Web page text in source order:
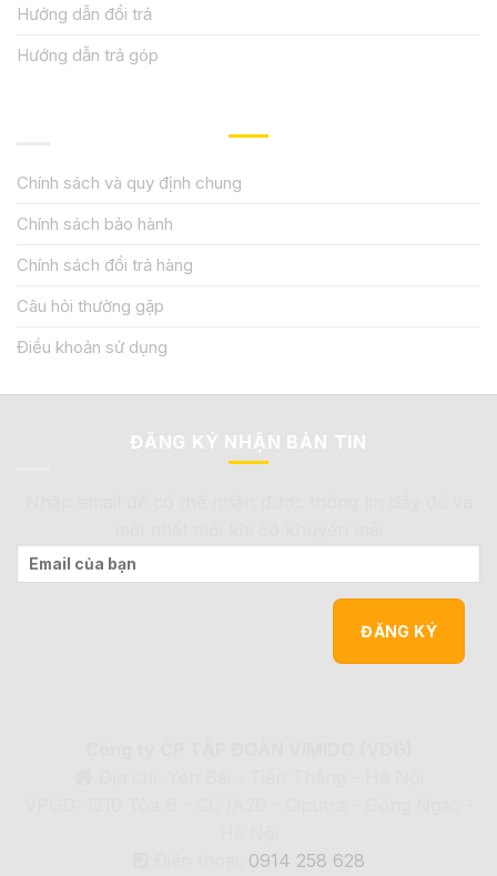
Hướng dẫn đổi trả
Hướng dẫn trả góp
Chính sách và quy định chung
Chính sách bảo hành
Chính sách đổi trả hàng
Câu hỏi thường gặp
Điều khoản sử dụng
ĐĂNG KÝ NHẬN BẢN TIN
0914 258 628